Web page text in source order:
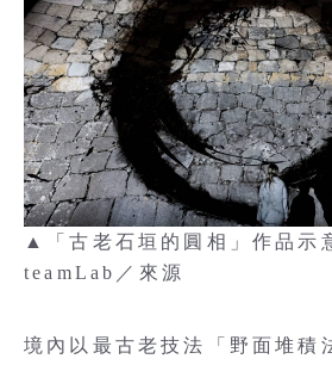
▲「古老石垣的圓相」作品示
teamLab／來源
境內以最古老技法「野面堆積